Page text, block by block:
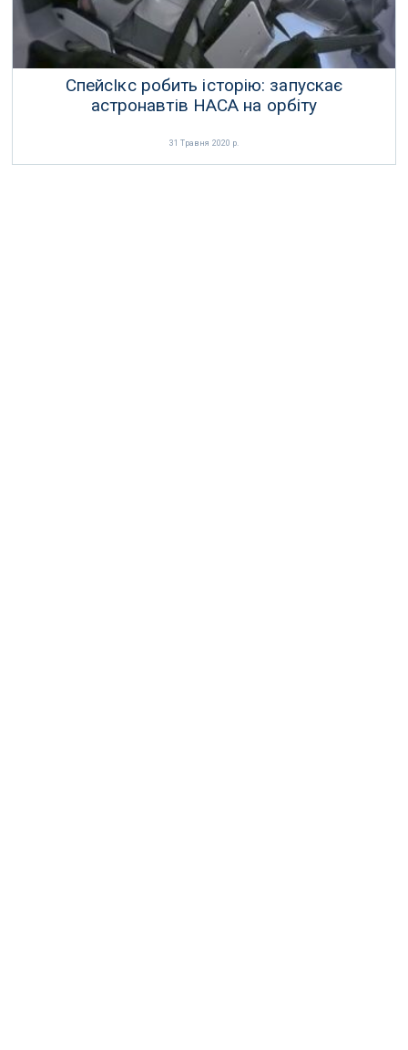
СпейсІкс робить історію: запускає
астронавтів НАСА на орбіту
31 Травня 2020 р.